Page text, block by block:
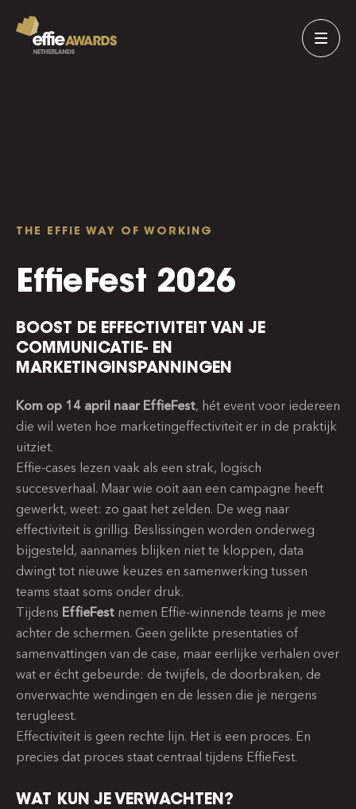
THE EFFIE WAY OF WORKING
EffieFest 2026
BOOST DE EFFECTIVITEIT VAN JE
COMMUNICATIE- EN
MARKETINGINSPANNINGEN
Kom op 14 april naar EffieFest, hét event voor iedereen
die wil weten hoe marketingeffectiviteit er in de praktijk
uitziet.
Effie-cases lezen vaak als een strak, logisch
succesverhaal. Maar wie ooit aan een campagne heeft
gewerkt, weet: zo gaat het zelden. De weg naar
effectiviteit is grillig. Beslissingen worden onderweg
bijgesteld, aannames blijken niet te kloppen, data
dwingt tot nieuwe keuzes en samenwerking tussen
teams staat soms onder druk.
Tijdens EffieFest nemen Effie-winnende teams je mee
achter de schermen. Geen gelikte presentaties of
samenvattingen van de case, maar eerlijke verhalen over
wat er écht gebeurde: de twijfels, de doorbraken, de
onverwachte wendingen en de lessen die je nergens
terugleest.
Effectiviteit is geen rechte lijn. Het is een proces. En
precies dat proces staat centraal tijdens EffieFest.
WAT KUN JE VERWACHTEN?